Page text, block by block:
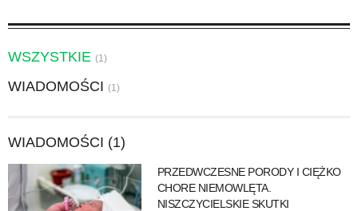
WSZYSTKIE (1)
WIADOMOŚCI (1)
WIADOMOŚCI (1)
PRZEDWCZESNE PORODY I CIĘŻKO
CHORE NIEMOWLĘTA.
NISZCZYCIELSKIE SKUTKI